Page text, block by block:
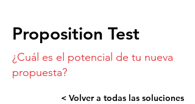
Proposition Test
¿Cuál es el potencial de tu nueva
propuesta?
< Volver a todas las soluciones